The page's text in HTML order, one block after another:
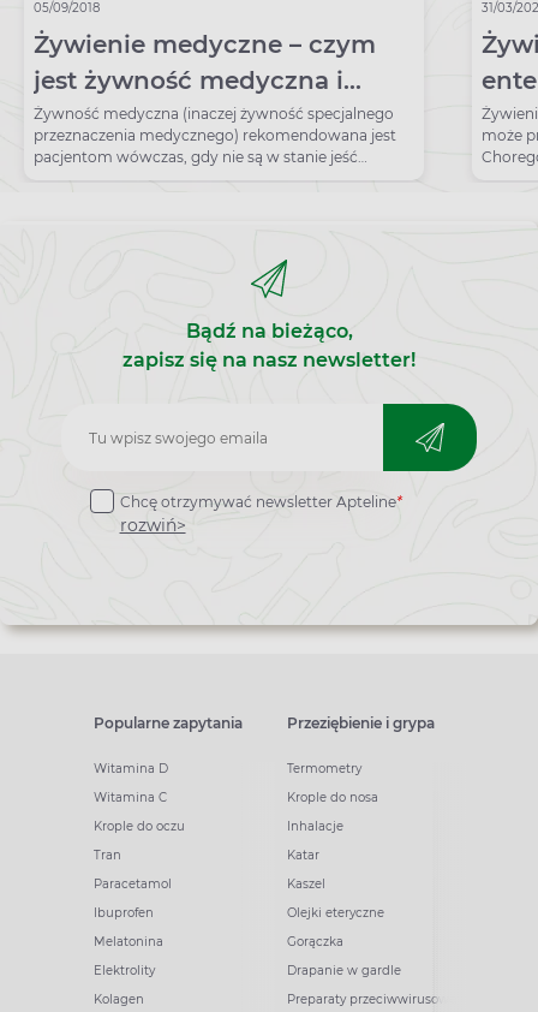
05/09/2018
Żywienie medyczne – czym
jest żywność medyczna i
kiedy należy ją stosować?
Żywność medyczna (inaczej żywność specjalnego
przeznaczenia medycznego) rekomendowana jest
pacjentom wówczas, gdy nie są w stanie jeść
tradycyjnych posiłków.
31/03/
może
Bądź na bieżąco,
zapisz się na nasz newsletter!
Zapisz
do
newslettera
Chcę otrzymywać newsletter Apteline*
rozwiń>
Popularne zapytania
Witamina D
Witamina C
Krople do oczu
Tran
Paracetamol
Ibuprofen
Melatonina
Elektrolity
Kolagen
Przeziębienie i grypa
Termometry
Krople do nosa
Inhalacje
Katar
Kaszel
Olejki eteryczne
Gorączka
Drapanie w gardle
Preparaty przeciwwirusowe